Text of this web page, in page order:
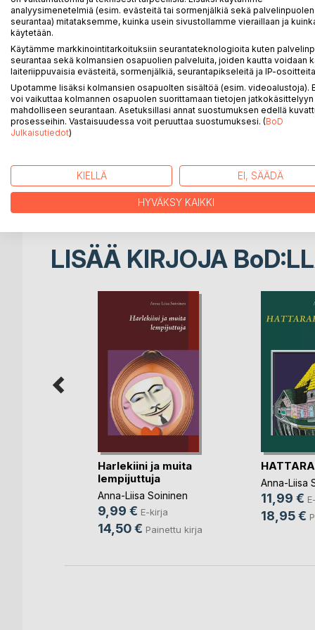
Kun elämä rauhoittuu ja lapset kasvavat, uusi
kerhon henkiin uudella nimellä: Ikivireä Neliapila.
yhteisillä hetkillä:teatteri-illoista illallisiin ja retkillä,
Kun leskeksi jäänyt Eira muuttaa Turkuun ja
alku tuntuu Eirallekin mahdolliselta.
Eiran 65-vuotispäivän kunniaksi ystävykset
Mutta matkan aikana pinnan alle kätkeytyneet
Ja kun laiva palaa satamaan, kaikki ei ole enää
Joillekin heistä kotiinpaluu on vasta alku.
LISÄÄ KIRJOJA Bo
Harlekiini ja muita
lempijuttuja
Anna-Liisa Soininen
9,99 € E-kirja
14,50 € Painettu kirja
Anna-Liisa
11,99 €
18,95 €
analyysimenetelmiä (esim. evästeitä tai sormenjälkiä sekä palvelinpuolen
seurantaa) mitataksemme, kuinka usein sivustollamme vieraillaan ja
käytetään.
Käytämme markkinointitarkoituksiin seurantateknologioita kuten
seurantaa sekä kolmansien osapuolien palveluita, joiden kautta voidaan
laiteriippuvaisia evästeitä, sormenjälkiä, seurantapikseleitä ja IP-
Upotamme lisäksi kolmansien osapuolten sisältöä (esim. videoalustoja).
voi vaikuttaa kolmannen osapuolen suorittamaan tietojen jatkokäsittelyyn
mahdolliseen seurantaan. Asetuksillasi annat suostumuksen edellä
prosesseihin. Vastaisuudessa voit peruuttaa suostumuksesi. (BoD
Julkaisutiedot)
KIELLÄ EI, SÄÄDÄ
HYVÄKSY KAIKKI